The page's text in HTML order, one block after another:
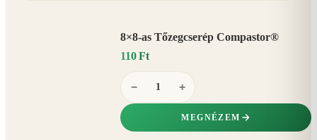
8×8-as Tőzegcserép Compastor®
110 Ft
− +
MEGNÉZEM